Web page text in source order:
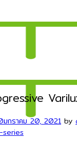
มกราคม 20, 2021 by